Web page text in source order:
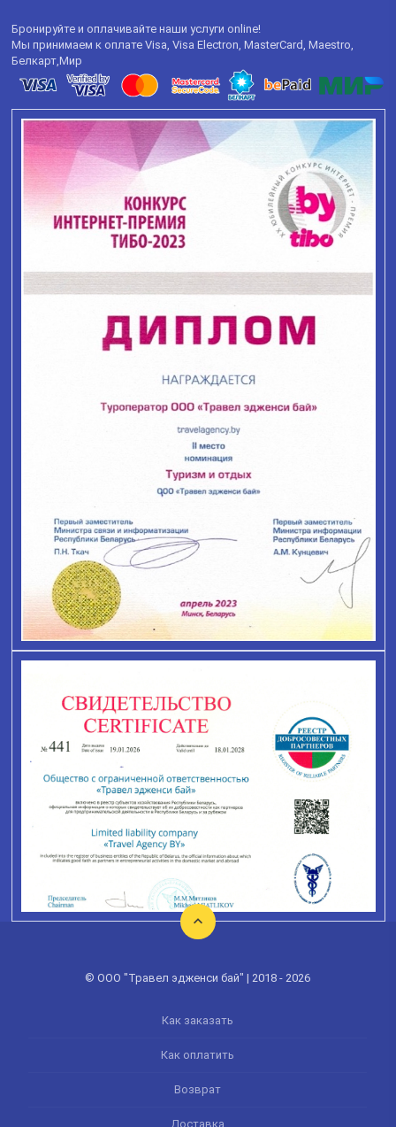
Бронируйте и оплачивайте наши услуги online!
Мы принимаем к оплате Visa, Visa Electron, MasterCard, Maestro,
Белкарт,Мир
© ООО "Травел эдженси бай" | 2018 - 2026
Как заказать
Как оплатить
Возврат
Доставка